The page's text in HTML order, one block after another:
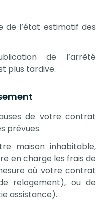
de l’état estimatif des
de l’arrêté
plus tardive.
de votre contrat
prévues.
maison inhabitable,
en charge les frais de
où votre contrat
relogement), ou de
assistance).